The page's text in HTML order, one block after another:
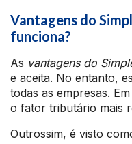
Vantagens do
funciona?
As vantagens do
e aceita. No entanto,
todas as empresas.
o fator tributário mais
Outrossim, é visto